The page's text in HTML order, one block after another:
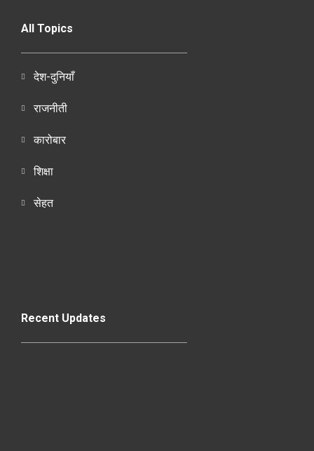
All Topics
देश-दुनियाँ
राजनीती
कारोबार
शिक्षा
सेहत
Recent Updates